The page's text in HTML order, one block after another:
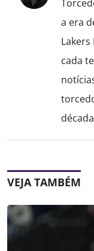
a era
Lakers
cada
VEJA TAMBÉM